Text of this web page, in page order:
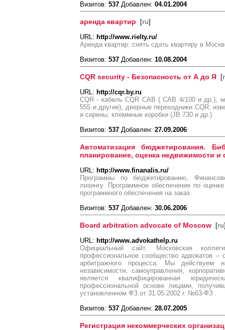
Визитов: 537 Добавлен: 04.01.2004
аренда квартир [ru]
URL: http://www.rielty.ru/
Аренда квартир: снять сдать квартиру в
Визитов: 537 Добавлен: 10.08.2004
CQR security - Безопасность от А до Я [
URL: http://cqr.by.ru
CQR - кабель CQR CAB ( CAB 4/100 и др.),
555 и другие), дверные переходники CQR,
и сирены, клеммные коробки (JB 730 и др.)
Визитов: 537 Добавлен: 27.09.2006
Автоматизация бюджетирования.
планирование, оценка недвижимости и
URL: http://www.finanalis.ru/
Программы по бюджетированию,
лизингу. Программное обеспечение по
программного обеспечения на заказ.
Визитов: 537 Добавлен: 30.06.2006
Board arbitration advocate of Moscow [ru
URL: http://www.advokathelp.ru
Официальный сайт. Московская
профессиональное сообщество адвокатов –
арбитражного процесса. Мы действуем
независимости, самоуправления,
является квалифицированная
профессиональной основе лицами,
установленном ФЗ от 31.05.2002 г. №63-ФЗ .
Визитов: 537 Добавлен: 28.07.2005
Регистрация некоммерческих